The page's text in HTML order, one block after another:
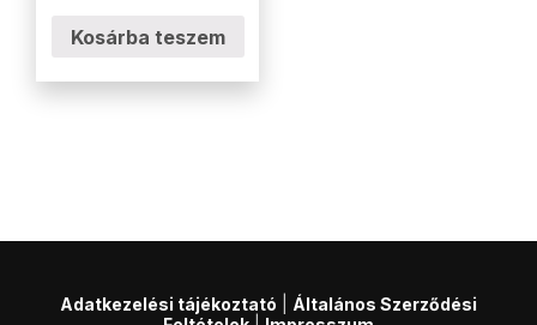
Kosárba teszem
Adatkezelési tájékoztató
Általános Szerződési